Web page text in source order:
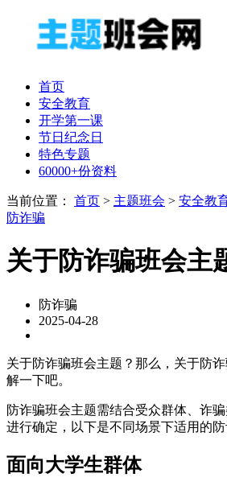
首页
安全教育
开学第一课
节日纪念日
特色专题
60000+份资料
当前位置： 首页 > 主题班会 > 安全教
防诈骗
关于防诈骗班会主
防诈骗
2025-04-28
关于防诈骗班会主题？那么，关于防
解一下吧。
防诈骗班会主题需结合受众群体、诈
进行确定，以下是不同场景下适用的防
面向大学生群体